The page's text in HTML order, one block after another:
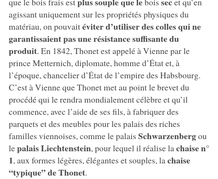
agissant uniquement sur les propriétés physiques du
matériau, on pouvaitéviter d’utiliser des colles qui ne
garantissaient pas une résistance suffisante du
produit. En 1842, Thonet est appelé à Vienne par le
prince Metternich, diplomate, homme d’État et, à
l’époque, chancelier d’État de l’empire des Habsbourg.
C’est à Vienne que Thonet met au point le brevet du
procédé qui le rendra mondialement célèbre et qu’il
commence, avec l’aide de ses fils, à fabriquer des
parquets et des meubles pour les palais des riches
familles viennoises, comme le palais Schwarzenbergou
lepalais Liechtenstein, pour lequel il réalise la chaise n°
1, aux formes légères, élégantes et souples, la chaise
“typique” de Thonet.